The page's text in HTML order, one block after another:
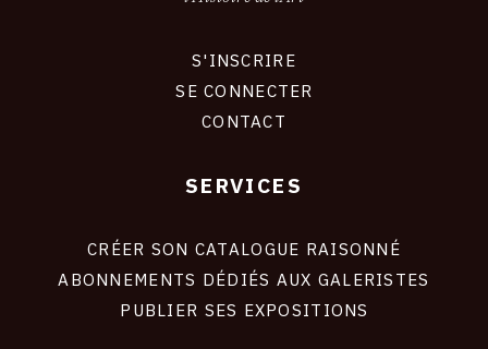
S'INSCRIRE
SE CONNECTER
CONTACT
SERVICES
CRÉER SON CATALOGUE RAISONNÉ
ABONNEMENTS DÉDIÉS AUX GALERISTES
PUBLIER SES EXPOSITIONS